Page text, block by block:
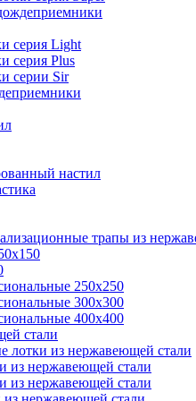
серия Light
серия Plus
серии Sir
настил
трапы из
250х250
300х300
400х400
стали
лотки из нержавеющей стали
из нержавеющей стали
из нержавеющей стали